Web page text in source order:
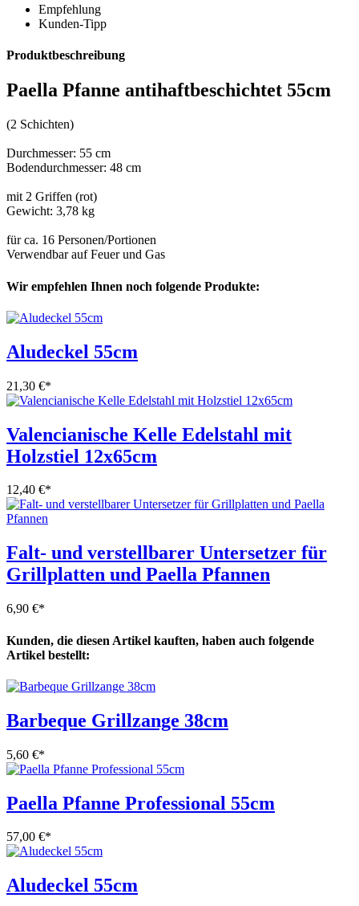
Empfehlung
Kunden-Tipp
Produktbeschreibung
Paella Pfanne antihaftbeschichtet 55cm
(2 Schichten)
Durchmesser: 55 cm
Bodendurchmesser: 48 cm
mit 2 Griffen (rot)
Gewicht: 3,78 kg
für ca. 16 Personen/Portionen
Verwendbar auf Feuer und Gas
Wir empfehlen Ihnen noch folgende Produkte:
Aludeckel 55cm
21,30 €*
Valencianische Kelle Edelstahl mit
Holzstiel 12x65cm
12,40 €*
Falt- und verstellbarer Untersetzer für
Grillplatten und Paella Pfannen
6,90 €*
Kunden, die diesen Artikel kauften, haben auch folgende
Artikel bestellt:
Barbeque Grillzange 38cm
5,60 €*
Paella Pfanne Professional 55cm
57,00 €*
Aludeckel 55cm